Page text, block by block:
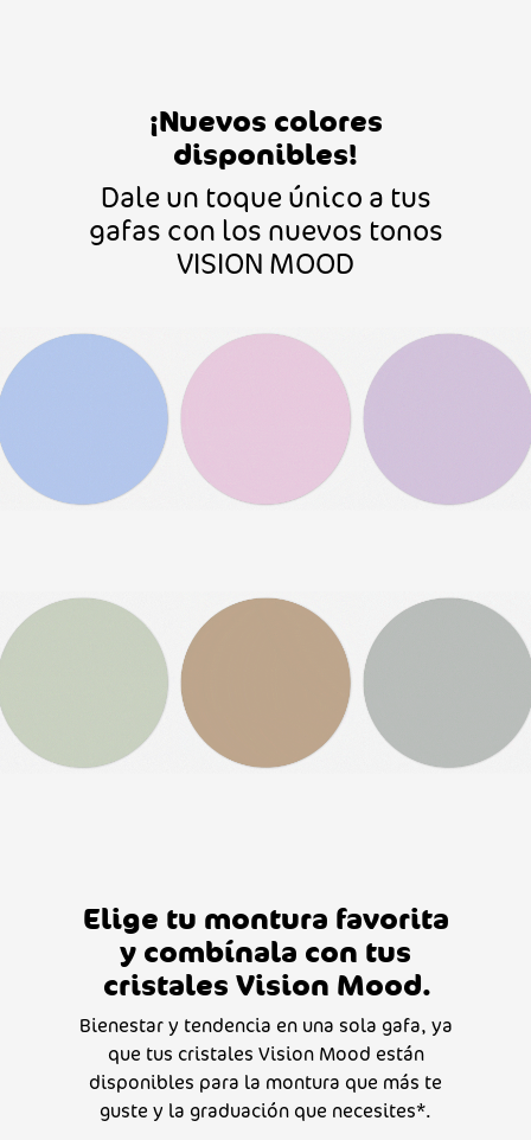
¡Nuevos colores
disponibles!
Dale un toque único a tus
gafas con los nuevos tonos
VISION MOOD
Elige tu montura favorita
y combínala con tus
cristales Vision Mood.
Bienestar y tendencia en una sola gafa, ya
que tus cristales Vision Mood están
disponibles para la montura que más te
guste y la graduación que necesites*.